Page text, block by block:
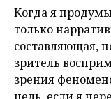
Когда я
только
составляющая,
зритель
зрения